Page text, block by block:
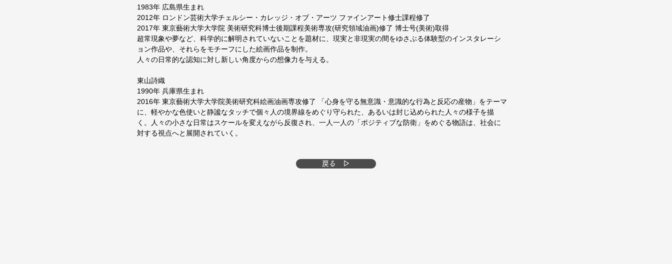
1983年 広島県生まれ
2012年 ロンドン芸術大学チェルシー・カレッジ・オブ・アーツ ファインアート修士課程修了
2017年 東京藝術大学大学院 美術研究科博士後期課程美術専攻(研究領域油画)修了 博士号(美術)取得
超常現象や夢など、科学的に解明されていないことを題材に、現実と非現実の間をゆさぶる体験型のインスタレーシ
ョン作品や、それらをモチーフにした絵画作品を制作。
人々の日常的な認知に対し新しい角度からの想像力を与える。
東山詩織
1990年 兵庫県生まれ
2016年 東京藝術大学大学院美術研究科絵画油画専攻修了 「心身を守る無意識・意識的な行為と反応の産物」をテーマ
に、軽やかな色使いと静謐なタッチで個々人の境界線をめぐり守られた、あるいは封じ込められた人々の様子を描
く。人々の小さな日常はスケールを変えながら反復され、一人一人の「ポジティブな防衛」をめぐる物語は、社会に
対する視点へと展開されていく。
戻る ▷